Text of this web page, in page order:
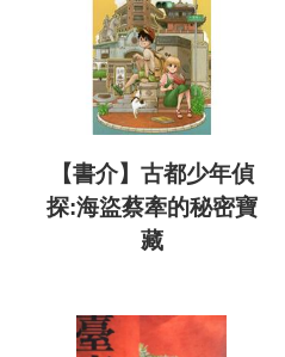
【書介】古都少年偵
探:海盜蔡牽的秘密寶
藏